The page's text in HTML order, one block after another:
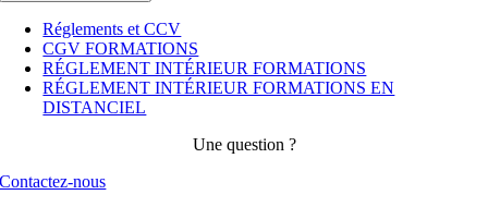
Réglements et CCV
CGV FORMATIONS
RÉGLEMENT INTÉRIEUR FORMATIONS
RÉGLEMENT INTÉRIEUR FORMATIONS EN
DISTANCIEL
Une question ?
Contactez-nous